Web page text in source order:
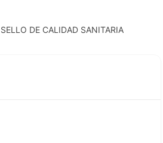
SELLO DE CALIDAD SANITARIA